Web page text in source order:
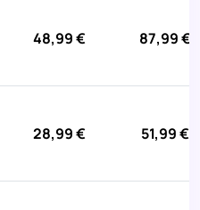
48,99 € 87,99 €
28,99 € 51,99 €